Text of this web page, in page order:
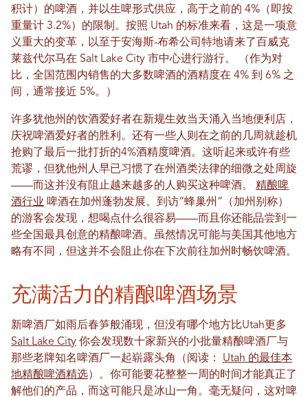
积计）的啤酒，并以生啤形式供应，高于之前的 4%（即按
重量计 3.2%）的限制。按照 Utah 的标准来看，这是一项意
义重大的变革，以至于安海斯-布希公司特地请来了百威克
莱兹代尔马在 Salt Lake City 市中心进行游行。 （作为对
比，全国范围内销售的大多数啤酒的酒精度在 4% 到 6% 之
间，通常接近 5%。）
许多犹他州的饮酒爱好者在新规生效当天涌入当地便利店，
庆祝啤酒爱好者的胜利。还有一些人则在之前的几周就趁机
抢购了最后一批打折的4%酒精度啤酒。这听起来或许有些
荒谬，但犹他州人早已习惯了在州酒类法律的细微之处周旋
——而这并没有阻止越来越多的人购买这种啤酒。 精酿啤
酒行业 啤酒在加州蓬勃发展。到访“蜂巢州”（加州别称）
的游客会发现，想喝点什么很容易——而且你还能品尝到一
些全国最具创意的精酿啤酒。虽然情况可能与美国其他地方
略有不同，但这并不会阻止你在下次前往加州时畅饮啤酒。
充满活力的精酿啤酒场景
新啤酒厂如雨后春笋般涌现，但没有哪个地方比Utah更多
Salt Lake City 你会发现数十家新兴的小批量精酿啤酒厂与
那些老牌知名啤酒厂一起崭露头角（阅读： Utah 的最佳本
地精酿啤酒精选）。你可能要花整整一周的时间才能真正了
解他们的产品，而这可能只是冰山一角。毫无疑问，这对啤